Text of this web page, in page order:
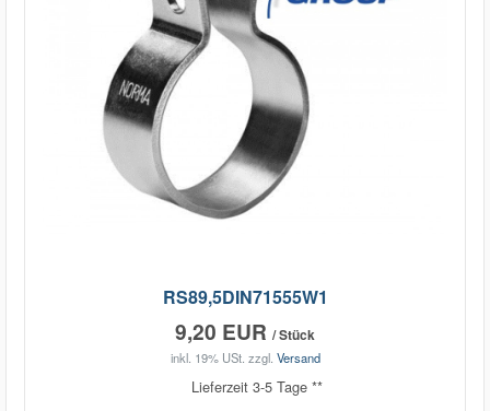
RS89,5DIN71555W1
9,20 EUR / Stück
inkl. 19% USt. zzgl. Versand
Lieferzeit 3-5 Tage **